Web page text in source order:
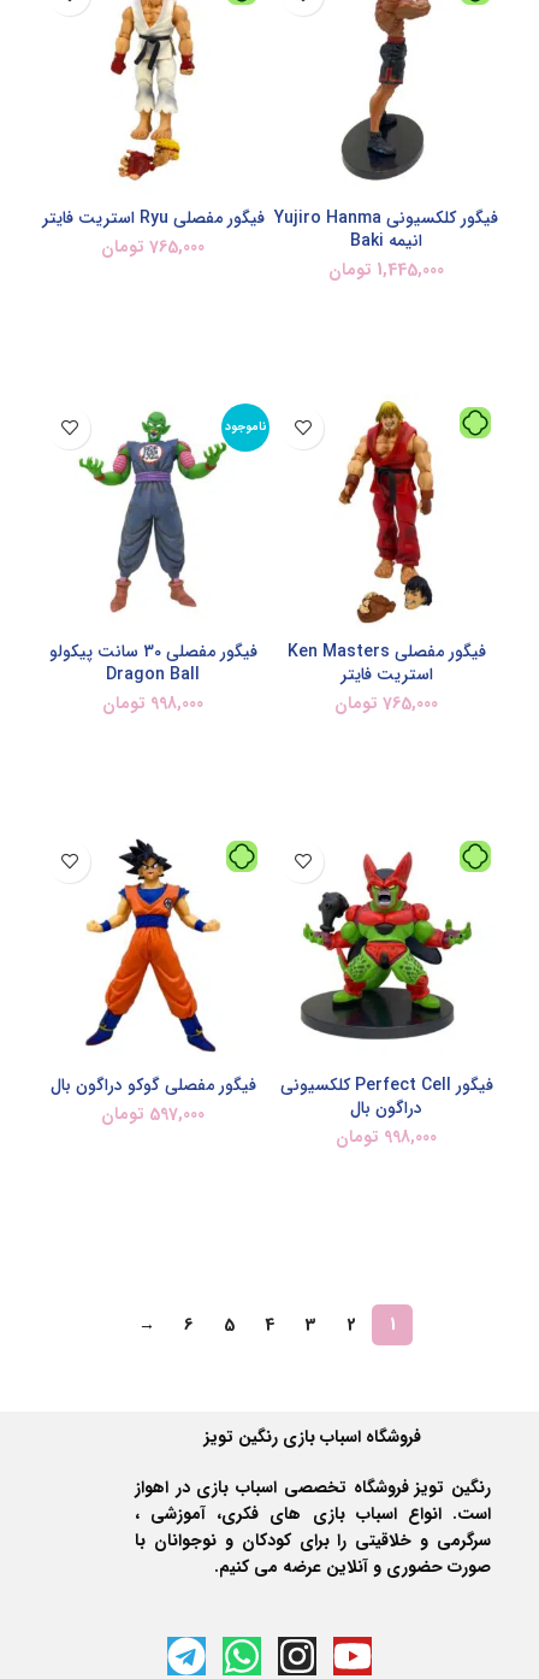
فیگور کلکسیونی Yujiro Hanma
انیمه Baki
1,445,000 تومان
فیگور مفصلی Ryu استریت فایتر
765,000 تومان
فیگور مفصلی Ken Masters
استریت فایتر
765,000 تومان
ناموجود
فیگور مفصلی 30 سانت پیکولو
Dragon Ball
998,000 تومان
فیگور Perfect Cell کلکسیونی
دراگون بال
998,000 تومان
فیگور مفصلی گوکو دراگون بال
597,000 تومان
1
2
3
4
5
6
→
فروشگاه اسباب بازی رنگین تویز
رنگین تویز فروشگاه تخصصی اسباب بازی در اهواز
است. انواع اسباب بازی های فکری، آموزشی ،
سرگرمی و خلاقیتی را برای کودکان و نوجوانان با
صورت حضوری و آنلاین عرضه می کنیم.